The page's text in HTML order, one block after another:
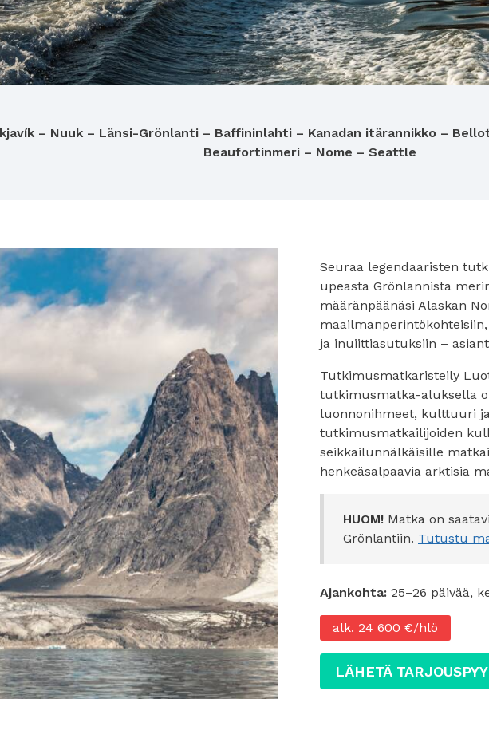
– Nuuk – Länsi-Grönlanti – Baffininlahti – Kanadan itärannikko –
Beaufortinmeri – Nome – Seattle
Seuraa legendaaristen
upeasta Grönlannista
määränpäänäsi Alaskan
ja inuiittiasutuksiin –
Tutkimusmatkaristeily
tutkimusmatka-aluksella
luonnonihmeet, kulttuuri
tutkimusmatkailijoiden
seikkailunnälkäisille
henkeäsalpaavia arktisia
HUOM! Matka on
Grönlantiin. Tutustu
Ajankohta: 25–26 päivää,
alk. 24 600 €/hlö
LÄHETÄ